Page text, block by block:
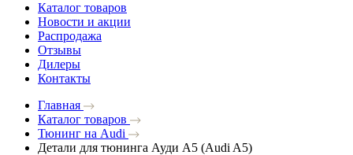
Каталог товаров
Новости и акции
Распродажа
Отзывы
Дилеры
Контакты
Главная
Каталог товаров
Тюнинг на Audi
Детали для тюнинга Ауди A5 (Audi A5)